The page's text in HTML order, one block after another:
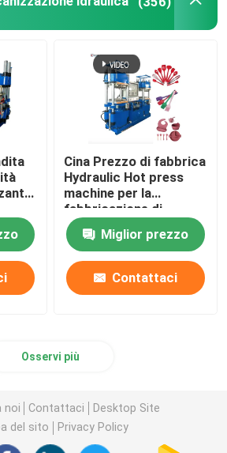
Cina Prezzo di fabbrica
Hydraulic Hot press
machine per la
fabbricazione di
prodotti in gomma di
siliconeMiglior prezzo
Contattaci
Osservi più
noi Contattaci
Desktop Site
del sito
Privacy Policy